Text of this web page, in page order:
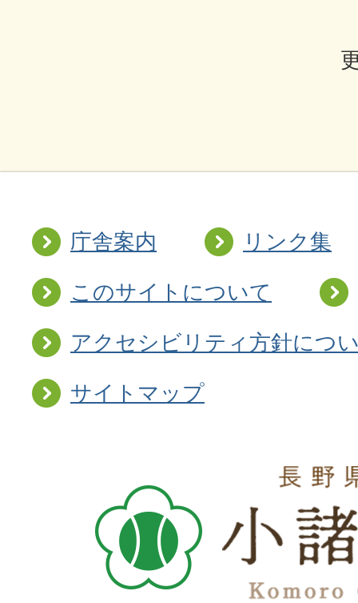
庁舎案内
リンク集
このサイトについて
アクセシビリティ方針につ
サイトマップ